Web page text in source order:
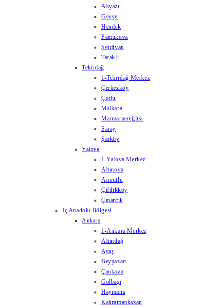
Akyazı
Geyve
Hendek
Pamukova
Serdivan
Taraklı
Tekirdağ
1-Tekirdağ Merkez
Çerkezköy
Çorlu
Malkara
Marmaraereğlisi
Saray
Şarköy
Yalova
1-Yalova Merkez
Altınova
Armutlu
Çiftlikköy
Çınarcık
İç Anadolu Bölgesi
Ankara
1-Ankara Merkez
Altındağ
Ayaş
Beypazarı
Çankaya
Gölbaşı
Haymana
Kahramankazan